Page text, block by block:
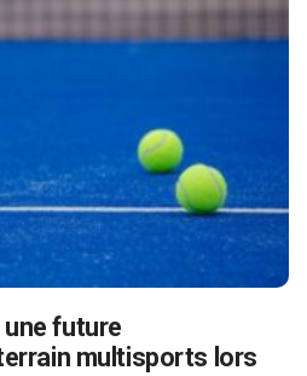
future
multisports lors